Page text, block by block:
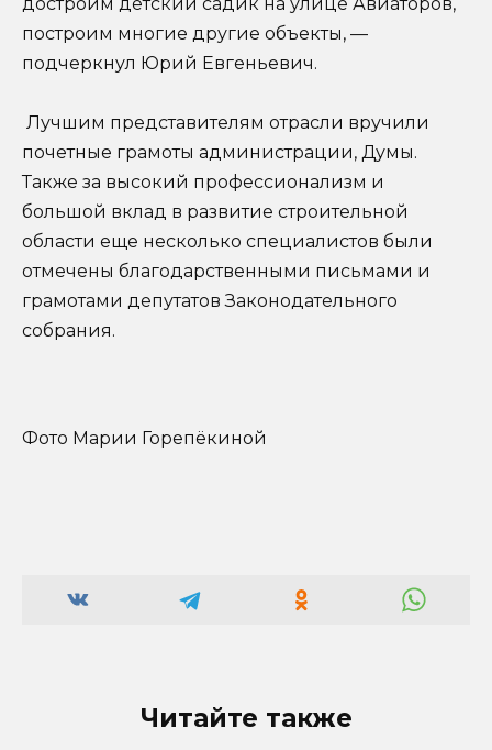
построим многие другие объекты, —
подчеркнул Юрий Евгеньевич.
Лучшим представителям отрасли вручили
почетные грамоты администрации, Думы.
Также за высокий профессионализм и
большой вклад в развитие строительной
области еще несколько специалистов были
отмечены благодарственными письмами и
грамотами депутатов Законодательного
собрания.
Фото Марии Горепёкиной
Читайте также